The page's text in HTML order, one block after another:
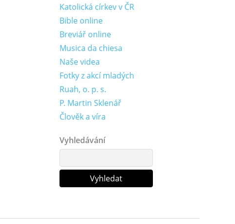
Katolická církev v ČR
Bible online
Breviář online
Musica da chiesa
Naše videa
Fotky z akcí mladých
Ruah, o. p. s.
P. Martin Sklenář
Člověk a víra
Vyhledávání